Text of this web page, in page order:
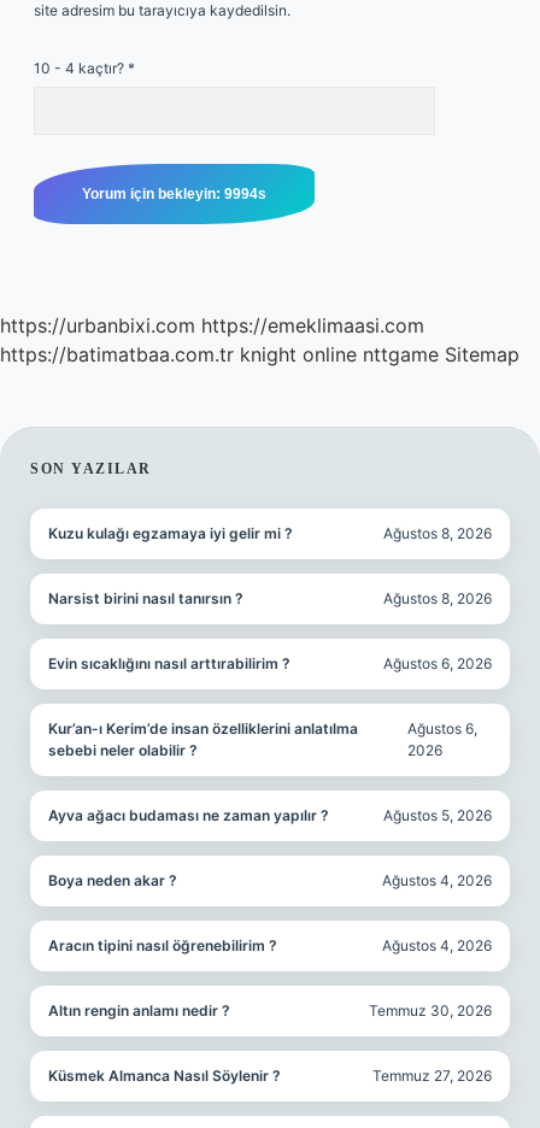
site adresim bu tarayıcıya kaydedilsin.
10 - 4 kaçtır? *
https://urbanbixi.com https://emeklimaasi.com
https://batimatbaa.com.tr knight online nttgame Sitemap
SIDEBAR
SON YAZILAR
Kuzu kulağı egzamaya iyi gelir mi ? Ağustos 8, 2026
Narsist birini nasıl tanırsın ? Ağustos 8, 2026
Evin sıcaklığını nasıl arttırabilirim ? Ağustos 6, 2026
Kur’an-ı Kerim’de insan özelliklerini anlatılma
sebebi neler olabilir ?
Ağustos 6,
2026
Ayva ağacı budaması ne zaman yapılır ? Ağustos 5, 2026
Boya neden akar ? Ağustos 4, 2026
Aracın tipini nasıl öğrenebilirim ? Ağustos 4, 2026
Altın rengin anlamı nedir ? Temmuz 30, 2026
Küsmek Almanca Nasıl Söylenir ? Temmuz 27, 2026